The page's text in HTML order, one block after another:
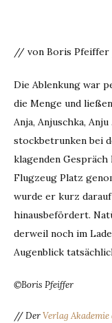
// von Boris
Die Ablenkung war
die Menge und
Anja, Anjuschka,
stockbetrunken bei
klagenden
Flugzeug Platz
wurde er kurz
hinausbefördert.
derweil noch im
Augenblick
©Boris Pfeiffer
//DerVerlag